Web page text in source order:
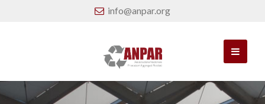
info@anpar.org